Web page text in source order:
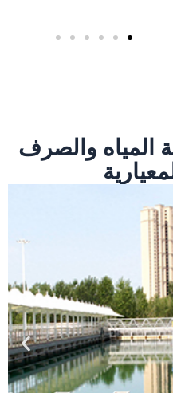
المياه والصرف